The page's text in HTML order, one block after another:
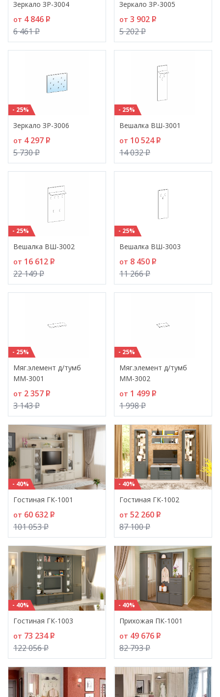
Зеркало ЗР-3004
от 4 846 P
6 461P
Зеркало ЗР-3005
от 3 902 P
5 202P
- 25%
Зеркало ЗР-3006
от 4 297 P
5 730P
- 25%
Вешалка ВШ-3001
от 10 524P
14 032P
- 25%
Вешалка ВШ-3002
от 16 612 P
22 149P
- 25%
Вешалка ВШ-3003
от 8 450 P
11 266P
- 25%
Мяг.элемент д/тумб
ММ-3001
от 2 357 P
3 143P
- 25%
Мяг.элемент д/тумб
ММ-3002
от 1 499 P
1 998P
- 40%
Гостиная ГК-1001
от 60 632 P
101 053P
- 40%
Гостиная ГК-1002
от 52 260 P
87 100P
- 40%
Гостиная ГК-1003
от 73 234P
122 056P
- 40%
Прихожая ПК-1001
от 49 676 P
82 793P